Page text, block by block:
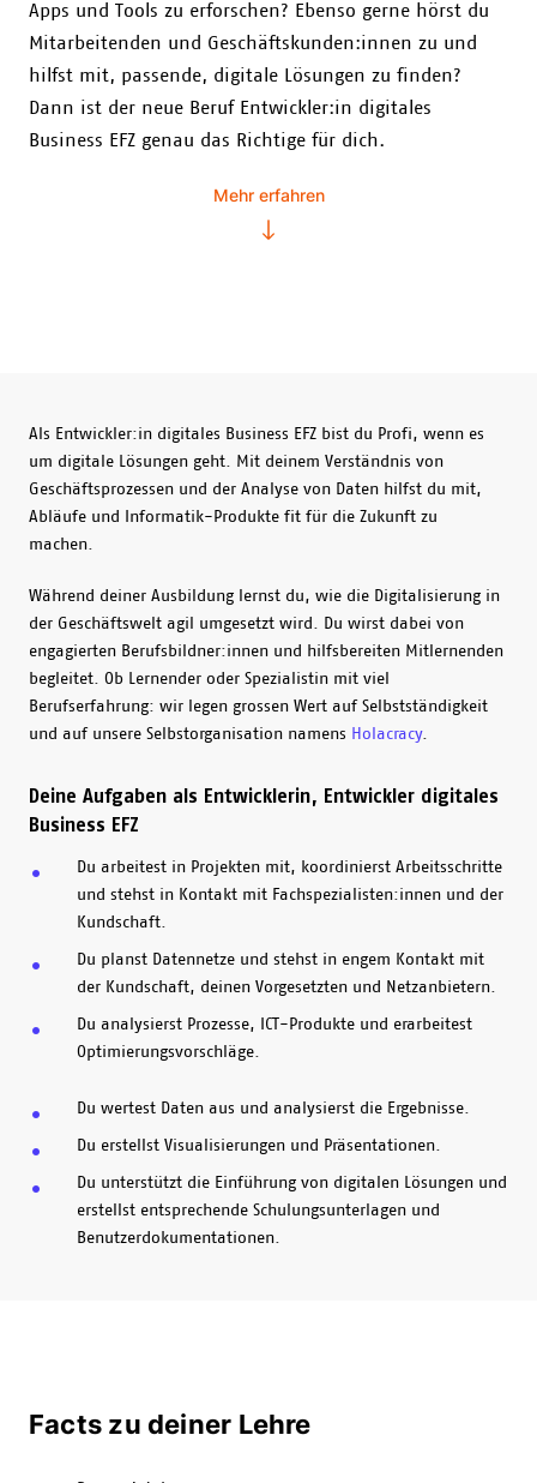
Apps und Tools zu erforschen? Ebenso gerne hörst du
Mitarbeitenden und Geschäftskunden:innen zu und
hilfst mit, passende, digitale Lösungen zu finden?
Dann ist der neue Beruf Entwickler:in digitales
Business EFZ genau das Richtige für dich.
Mehr erfahren
Als Entwickler:in digitales Business EFZ bist du Profi, wenn es
um digitale Lösungen geht. Mit deinem Verständnis von
Geschäftsprozessen und der Analyse von Daten hilfst du mit,
Abläufe und Informatik-Produkte fit für die Zukunft zu
machen.
Während deiner Ausbildung lernst du, wie die Digitalisierung in
der Geschäftswelt agil umgesetzt wird. Du wirst dabei von
engagierten Berufsbildner:innen und hilfsbereiten Mitlernenden
begleitet. Ob Lernender oder Spezialistin mit viel
Berufserfahrung: wir legen grossen Wert auf Selbstständigkeit
und auf unsere Selbstorganisation namens Holacracy.
Deine Aufgaben als Entwicklerin, Entwickler digitales
Business EFZ
Du arbeitest in Projekten mit, koordinierst Arbeitsschritte
und stehst in Kontakt mit Fachspezialisten:innen und der
Kundschaft.
Du planst Datennetze und stehst in engem Kontakt mit
der Kundschaft, deinen Vorgesetzten und Netzanbietern.
Du analysierst Prozesse, ICT-Produkte und erarbeitest
Optimierungsvorschläge.
Du wertest Daten aus und analysierst die Ergebnisse.
Du erstellst Visualisierungen und Präsentationen.
Du unterstützt die Einführung von digitalen Lösungen und
erstellst entsprechende Schulungsunterlagen und
Benutzerdokumentationen.
Facts zu deiner Lehre